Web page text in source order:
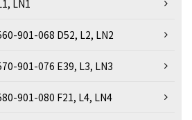
LN1
901-068 D52, L2, LN2
901-076 E39, L3, LN3
901-080 F21, L4, LN4